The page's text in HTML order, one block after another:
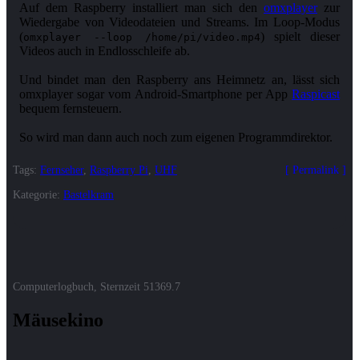
Auf dem Raspberry installiert man sich den omxplayerzur
Wiedergabe von Videodateien und Streams. Im Loop-Modus
(omxplayer --loop /home/pi/video.mp4 ) spielt dieser
Videos auch in Endlosschleife ab.
Und bindet man den Raspberry ans Heimnetz an, lässt sich
omxplayer sogar vom Android-Smartphone per App Raspicast
bequem fernsteuern.
So wird man dann auch noch zum eigenen Programmdirektor.
Permalink
Tags: Fernseher, Raspberry Pi UHF
Kategorie: Bastelkram
Computerlogbuch, Sternzeit 51369.7
Mäusekino